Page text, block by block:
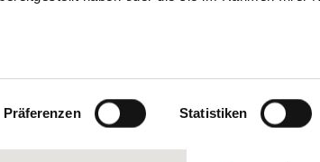
Präferenzen Statistiken
SCHLESWIG-HOLSTEIN,